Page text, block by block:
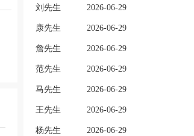
刘先生 2026-06-29
康先生 2026-06-29
詹先生 2026-06-29
范先生 2026-06-29
马先生 2026-06-29
王先生 2026-06-29
杨先生 2026-06-29